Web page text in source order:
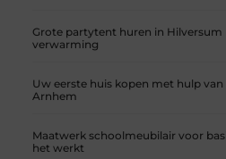
Grote partytent huren in
verwarming
Uw eerste huis kopen met hulp
Arnhem
Maatwerk schoolmeubilair voor
het werkt